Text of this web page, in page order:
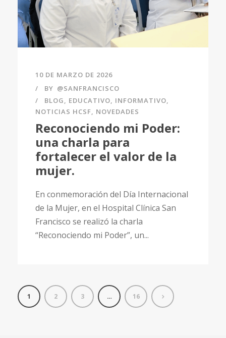
10 DE MARZO DE 2026
BY @SANFRANCISCO
BLOG, EDUCATIVO, INFORMATIVO,
NOTICIAS HCSF, NOVEDADES
Reconociendo mi Poder:
una charla para
fortalecer el valor de la
mujer.
En conmemoración del Día Internacional
de la Mujer, en el Hospital Clínica San
Francisco se realizó la charla
“Reconociendo mi Poder”, un...
1 2 3 … 16